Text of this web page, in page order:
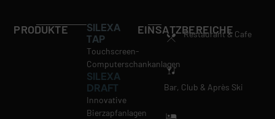
PRODUKTE
SILEXA
TAP
Touchscreen-
Computerschankanlagen
SILEXA
DRAFT
Innovative
Bierzapfanlagen
EINSATZBEREICHE
Restaurant & Cafe
Bar, Club & Après Ski